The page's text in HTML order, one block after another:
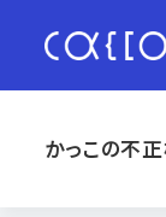
かっこの不